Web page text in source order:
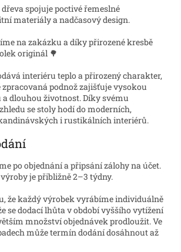
spojuje poctivé řemeslné
materiály a nadčasový design.
na zakázku a díky přirozené kresbě
originál 🌳
interiéru teplo a přirozený charakter,
podnož zajišťuje vysokou
dlouhou životnost. Díky svému
se stoly hodí do moderních,
i rustikálních interiérů.
po objednání a připsání zálohy na účet.
je přibližně 2–3 týdny.
že každý výrobek vyrábíme individuálně
se dodací lhůta v období vyššího vytížení
množství objednávek prodloužit. Ve
může termín dodání dosáhnout až